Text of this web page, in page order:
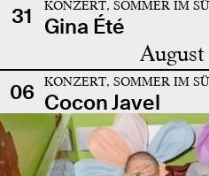
31
KONZERT, SOMMER IM
Gina Été
06 KONZERT, SOMMER IM
Cocon Javel